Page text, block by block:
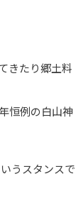
きたり郷土料
恒例の白山神
うスタンスで